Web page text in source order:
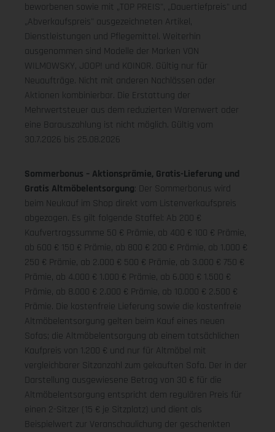
beworbenen sowie mit „TOP PREIS", „Dauertiefpreis" und
„Abverkaufspreis" ausgezeichneten Artikel,
Dienstleistungen und Pflegemittel. Weiterhin
ausgenommen sind Modelle der Marken VON
WILMOWSKY, JOOP! und KOINOR. Gültig nur für
Neuaufträge. Nicht mit anderen Nachlässen oder
Aktionen kombinierbar. Die Erstattung der
Mehrwertsteuer aus dem reduzierten Warenwert oder
eine Barauszahlung ist nicht möglich. Gültig vom
30.7.2026 bis 25.08.2026
Sommerbonus – Aktionsprämie, Gratis-Lieferung und
Gratis Altmöbelentsorgung: Der Sommerbonus wird
beim Neukauf im Shop direkt vom Listenverkaufspreis
abgezogen. Es gilt folgende Staffel: Ab 200 €
Kaufvertragssumme 50 € Prämie, ab 400 € 100 € Prämie,
ab 600 € 150 € Prämie, ab 800 € 200 € Prämie, ab 1.000 €
250 € Prämie, ab 2.000 € 500 € Prämie, ab 3.000 € 750 €
Prämie, ab 4.000 € 1.000 € Prämie, ab 6.000 € 1.500 €
Prämie, ab 8.000 € 2.000 € Prämie, ab 10.000 € 2.500 €
Prämie. Die kostenfreie Lieferung sowie die kostenfreie
Altmöbelentsorgung gelten beim Kauf eines neuen
Sofas; die Altmöbelentsorgung ab einem tatsächlichen
Kaufpreis von 1.200 € und nur für Altmöbel mit
vergleichbarer Sitzanzahl zum gekauften Sofa. Der in der
Darstellung ausgewiesene Betrag von 30 € für die
Altmöbelentsorgung entspricht dem regulären Preis für
einen 2-Sitzer (15 € je Sitzplatz) und dient als
Beispielwert zur Veranschaulichung der geschenkten